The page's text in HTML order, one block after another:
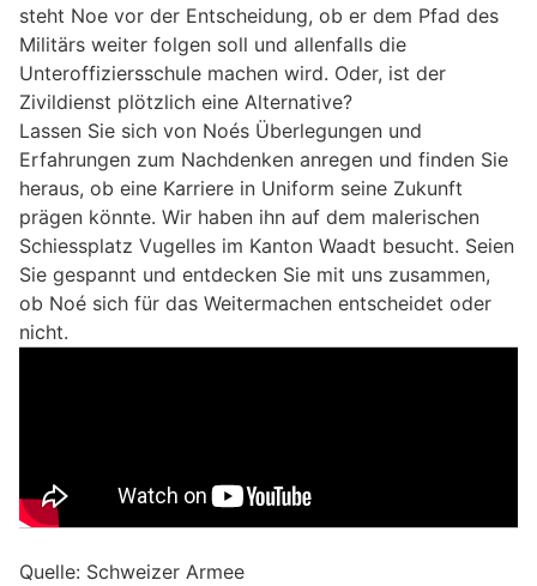
steht Noe vor der Entscheidung, ob er dem Pfad des
Militärs weiter folgen soll und allenfalls die
Unteroffiziersschule machen wird. Oder, ist der
Zivildienst plötzlich eine Alternative?
Lassen Sie sich von Noés Überlegungen und
Erfahrungen zum Nachdenken anregen und finden Sie
heraus, ob eine Karriere in Uniform seine Zukunft
prägen könnte. Wir haben ihn auf dem malerischen
Schiessplatz Vugelles im Kanton Waadt besucht. Seien
Sie gespannt und entdecken Sie mit uns zusammen,
ob Noé sich für das Weitermachen entscheidet oder
nicht.
Quelle: Schweizer Armee